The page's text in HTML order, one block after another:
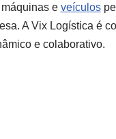
e veículos
A Vix Logística é
e colaborativo.